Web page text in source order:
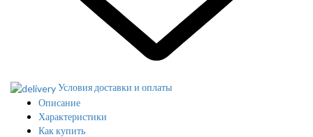
Условия доставки и оплаты
Описание
Характеристики
Как купить